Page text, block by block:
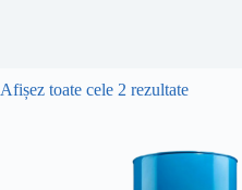
Afișez toate cele 2 rezultateSortat